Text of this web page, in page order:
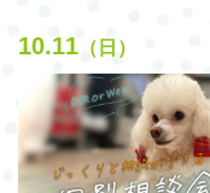
10.11 （日）